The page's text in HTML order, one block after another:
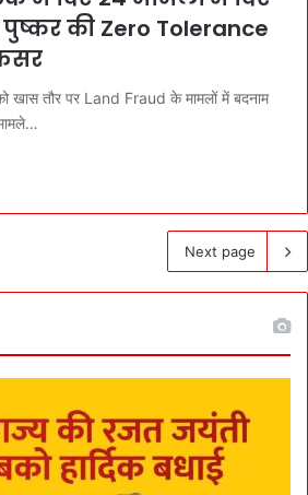
की Zero Tolerance
खास तौर पर Land Fraud के मामलों में बदनाम
Next page